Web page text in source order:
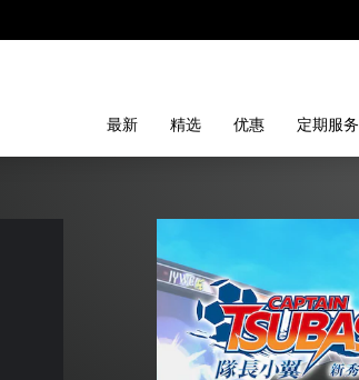
最新 精选 优惠 定期服务